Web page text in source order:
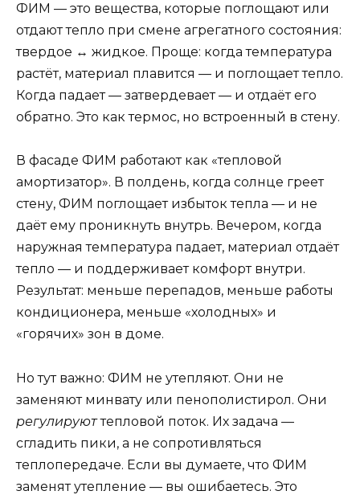
ФИМ — это вещества, которые поглощают или
отдают тепло при смене агрегатного состояния:
твердое ↔ жидкое. Проще: когда температура
растёт, материал плавится — и поглощает тепло.
Когда падает — затвердевает — и отдаёт его
обратно. Это как термос, но встроенный в стену.
В фасаде ФИМ работают как «тепловой
амортизатор». В полдень, когда солнце греет
стену, ФИМ поглощает избыток тепла — и не
даёт ему проникнуть внутрь. Вечером, когда
наружная температура падает, материал отдаёт
тепло — и поддерживает комфорт внутри.
Результат: меньше перепадов, меньше работы
кондиционера, меньше «холодных» и
«горячих» зон в доме.
Но тут важно: ФИМ не утепляют. Они не
заменяют минвату или пенополистирол. Они
регулируюттепловой поток. Их задача —
сгладить пики, а не сопротивляться
теплопередаче. Если вы думаете, что ФИМ
заменят утепление — вы ошибаетесь. Это